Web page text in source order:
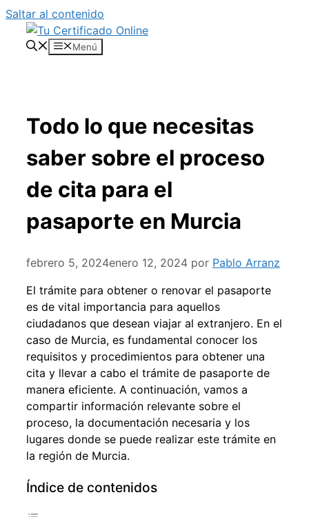
Saltar al contenido
Menú
Todo lo que necesitas
saber sobre el proceso
de cita para el
pasaporte en Murcia
febrero 5, 2024enero 12, 2024 por Pablo Arranz
El trámite para obtener o renovar el pasaporte
es de vital importancia para aquellos
ciudadanos que desean viajar al extranjero. En el
caso de Murcia, es fundamental conocer los
requisitos y procedimientos para obtener una
cita y llevar a cabo el trámite de pasaporte de
manera eficiente. A continuación, vamos a
compartir información relevante sobre el
proceso, la documentación necesaria y los
lugares donde se puede realizar este trámite en
la región de Murcia.
Índice de contenidos